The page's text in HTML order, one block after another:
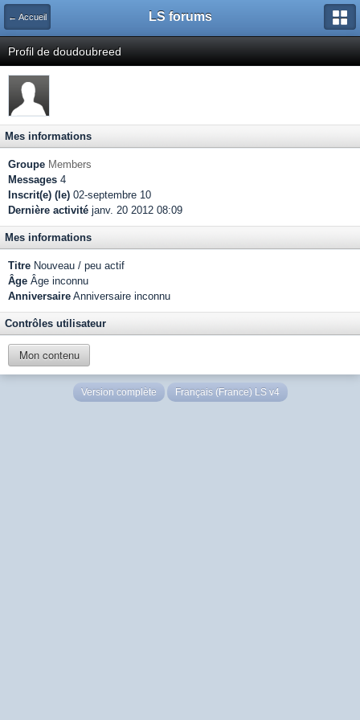
← Accueil LS forums
Profil de doudoubreed
Mes informations
Groupe Members
Messages 4
Inscrit(e) (le) 02-septembre 10
Dernière activité janv. 20 2012 08:09
Mes informations
Titre Nouveau / peu actif
Âge Âge inconnu
Anniversaire Anniversaire inconnu
Contrôles utilisateur
Mon contenu
Version complète Français (France) LS v4